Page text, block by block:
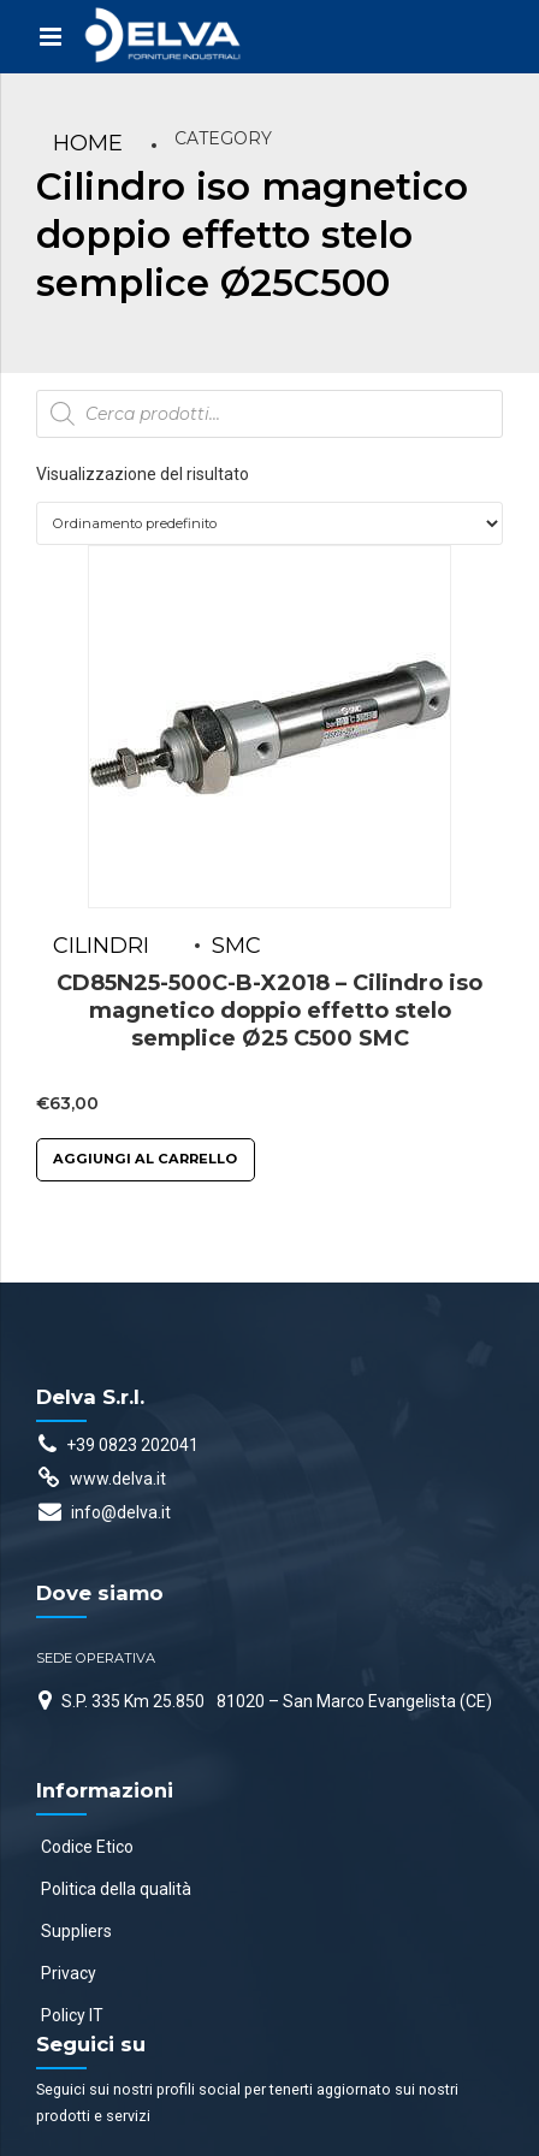
HOME CATEGORY
Cilindro iso magnetico
doppio effetto stelo
semplice Ø25C500
Products
search
Visualizzazione del risultato
CILINDRI
SMC
CD85N25-500C-B-X2018 – Cilindro iso
magnetico doppio effetto stelo
semplice Ø25 C500 SMC
€63,00
AGGIUNGI AL CARRELLO
Delva S.r.l.
+39 0823 202041
www.delva.it
info@delva.it
Dove siamo
SEDE OPERATIVA
S.P. 335 Km 25.850 81020 – San Marco Evangelista (CE)
Informazioni
Codice Etico
Politica della qualità
Suppliers
Privacy
Policy IT
Seguici su
Seguici sui nostri profili social per tenerti aggiornato sui nostri
prodotti e servizi